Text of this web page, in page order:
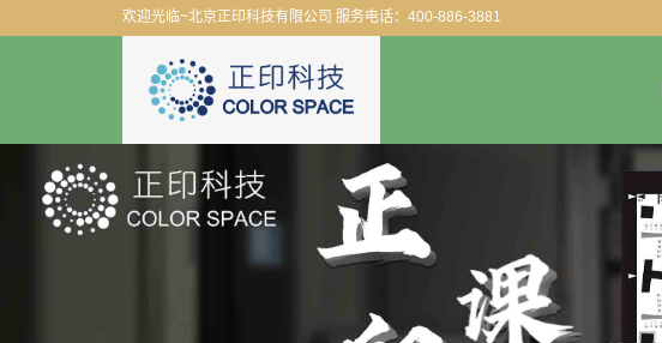
欢迎光临~北京正印科技有限公司 服务电话：400-886-3881